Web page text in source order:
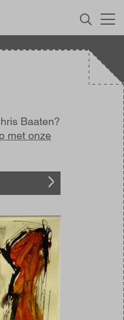
Baaten?
met onze